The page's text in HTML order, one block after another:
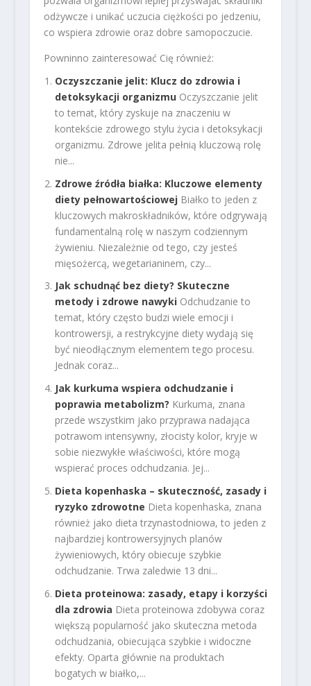
odżywcze i unikać uczucia ciężkości po jedzeniu,
co wspiera zdrowie oraz dobre samopoczucie.
Powninno zainteresować Cię również:
Oczyszczanie jelit: Klucz do zdrowia i
detoksykacji organizmu Oczyszczanie jelit
to temat, który zyskuje na znaczeniu w
kontekście zdrowego stylu życia i detoksykacji
organizmu. Zdrowe jelita pełnią kluczową rolę
nie...
Zdrowe źródła białka: Kluczowe elementy
diety pełnowartościowej Białko to jeden z
kluczowych makroskładników, które odgrywają
fundamentalną rolę w naszym codziennym
żywieniu. Niezależnie od tego, czy jesteś
mięsożercą, wegetarianinem, czy...
Jak schudnąć bez diety? Skuteczne
metody i zdrowe nawyki Odchudzanie to
temat, który często budzi wiele emocji i
kontrowersji, a restrykcyjne diety wydają się
być nieodłącznym elementem tego procesu.
Jednak coraz...
Jak kurkuma wspiera odchudzanie i
poprawia metabolizm? Kurkuma, znana
przede wszystkim jako przyprawa nadająca
potrawom intensywny, złocisty kolor, kryje w
sobie niezwykłe właściwości, które mogą
wspierać proces odchudzania. Jej...
Dieta kopenhaska – skuteczność, zasady i
ryzyko zdrowotne Dieta kopenhaska, znana
również jako dieta trzynastodniowa, to jeden z
najbardziej kontrowersyjnych planów
żywieniowych, który obiecuje szybkie
odchudzanie. Trwa zaledwie 13 dni...
Dieta proteinowa: zasady, etapy i korzyści
dla zdrowia Dieta proteinowa zdobywa coraz
większą popularność jako skuteczna metoda
odchudzania, obiecująca szybkie i widoczne
efekty. Oparta głównie na produktach
bogatych w białko,...